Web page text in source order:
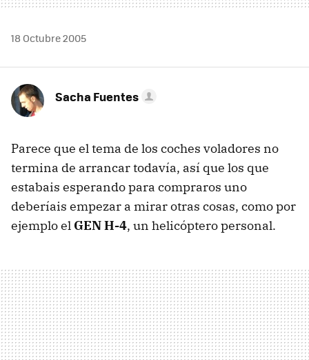
18 Octubre 2005
Sacha Fuentes
Parece que el tema de los coches voladores no
termina de arrancar todavía, así que los que
estabais esperando para compraros uno
deberíais empezar a mirar otras cosas, como por
ejemplo el GEN H-4, un helicóptero personal.